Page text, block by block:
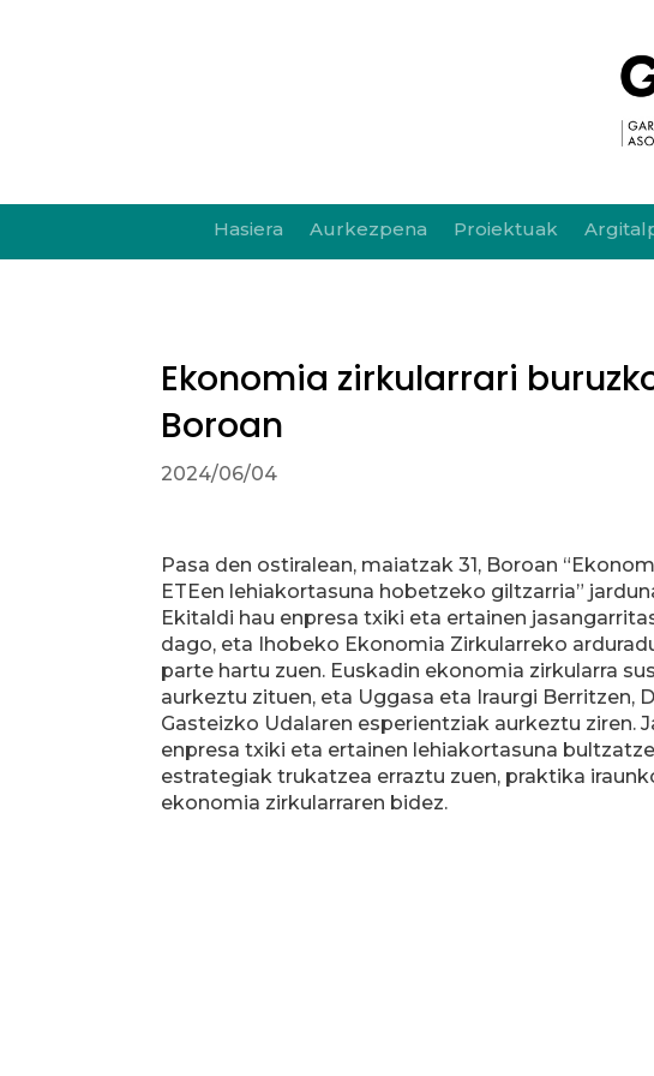
Hasiera Aurkezpena Proiektuak
Ekonomia zirkularrari
Boroan
2024/06/04
Pasa den ostiralean, maiatzak 31, Boroan
ETEen lehiakortasuna hobetzeko giltzarria”
Ekitaldi hau enpresa txiki eta ertainen
dago, eta Ihobeko Ekonomia Zirkularreko
parte hartu zuen. Euskadin ekonomia zirkularra
aurkeztu zituen, eta Uggasa eta Iraurgi Berritzen,
Gasteizko Udalaren esperientziak aurkeztu ziren.
enpresa txiki eta ertainen lehiakortasuna
estrategiak trukatzea erraztu zuen, praktika
ekonomia zirkularraren bidez.